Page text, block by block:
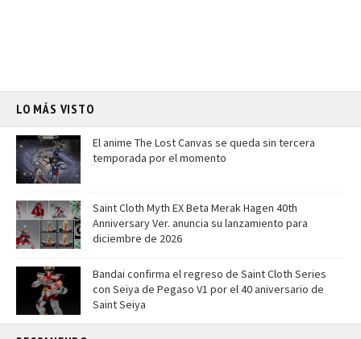
LO MÁS VISTO
El anime The Lost Canvas se queda sin tercera
temporada por el momento
Saint Cloth Myth EX Beta Merak Hagen 40th
Anniversary Ver. anuncia su lanzamiento para
diciembre de 2026
Bandai confirma el regreso de Saint Cloth Series
con Seiya de Pegaso V1 por el 40 aniversario de
Saint Seiya